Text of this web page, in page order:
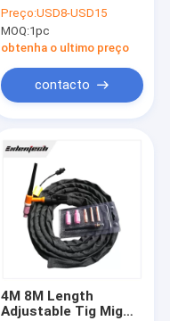
Torch que 13 pés
cabografam o
conector
Preço:USD8-USD15
MOQ:1pc
obtenha o ultimo preço
contacto
4M 8M Length
Adjustable Tig Mig